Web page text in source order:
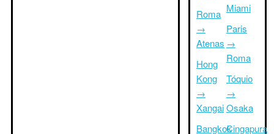
Roma
→
Atenas
Hong
Kong
→
Xangai
Bangkok
Miami
Paris
→
Roma
Tóquio
→
Osaka
Cingapura